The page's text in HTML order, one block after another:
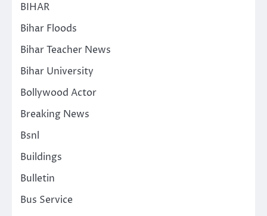
BIHAR
Bihar Floods
Bihar Teacher News
Bihar University
Bollywood Actor
Breaking News
Bsnl
Buildings
Bulletin
Bus Service